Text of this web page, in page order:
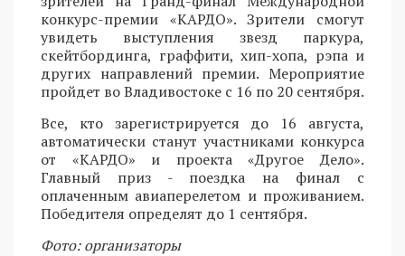
конкурс-премии «КАРДО». Зрители смогут
увидеть выступления звезд паркура,
скейтбординга, граффити, хип-хопа, рэпа и
других направлений премии. Мероприятие
пройдет во Владивостоке с 16 по 20 сентября.
Все, кто зарегистрируется до 16 августа,
автоматически станут участниками конкурса
от «КАРДО» и проекта «Другое Дело».
Главный приз - поездка на финал с
оплаченным авиаперелетом и проживанием.
Победителя определят до 1 сентября.
Фото: организаторы